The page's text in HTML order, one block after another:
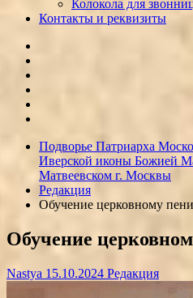
Колокола для
Контакты и реквизиты
Подворье Патриарха
Иверской иконы Божией
Матвеевском г. Москвы
Редакция
Обучение церковному
Обучение
Nastya 15.10.2024 Редакция